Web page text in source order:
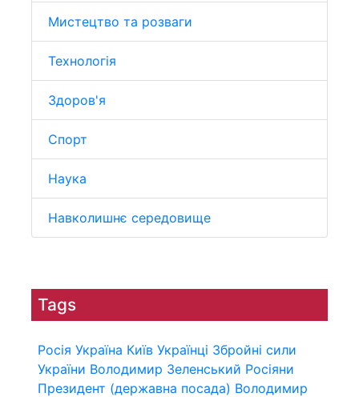
Мистецтво та розваги
Технологія
Здоров'я
Спорт
Наука
Навколишнє середовище
Tags
Росія Україна Київ Українці Збройні сили
України Володимир Зеленський Росіяни
Президент (державна посада) Володимир